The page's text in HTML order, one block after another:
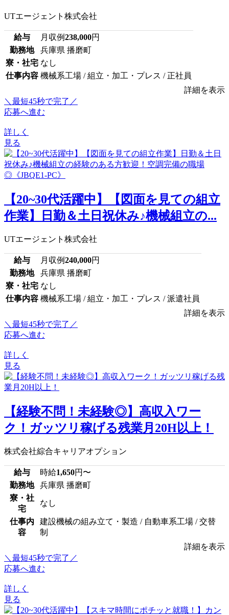
UTエージェント株式会社
給与 月収例238,000円
勤務地
兵庫県 播磨町
寮・社宅 なし
仕事内容 機械系工場 / 組立・加工・プレス / 正社員
詳細を表示
＼最短45秒で完了／
応募へ進む
詳しく
見る
【20~30代活躍中】【図面を見ての組立
作業】日勤＆土日祝休み♪機械組立の...
UTエージェント株式会社
給与 月収例240,000円
勤務地
兵庫県 播磨町
寮・社宅 なし
仕事内容 機械系工場 / 組立・加工・プレス / 派遣社員
詳細を表示
＼最短45秒で完了／
応募へ進む
詳しく
見る
【経験不問！未経験◎】高収入ワー
ク！ガッツリ稼げる残業月20H以上！
株式会社綜合キャリアオプション
給与 時給1,650円〜
勤務地
兵庫県 播磨町
寮・社
宅
なし
仕事内
容
建設機械の組み立て・製造 / 自動車系工場 / 交替
制
詳細を表示
＼最短45秒で完了／
応募へ進む
詳しく
見る